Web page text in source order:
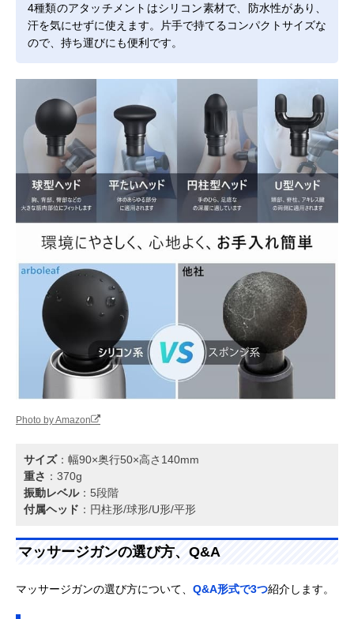
4種類のアタッチメントはシリコン素材で、防水性があり、
汗を気にせずに使えます。片手で持てるコンパクトサイズな
ので、持ち運びにも便利です。
Photo by Amazon
サイズ：幅90×奥行50×高さ140mm
重さ ：370g
振動レベル：5段階
付属ヘッド ：円柱形/球形/U形/平形
マッサージガンの選び方、Q&A
マッサージガンの選び方について、 Q&A形式で3つ紹介します。